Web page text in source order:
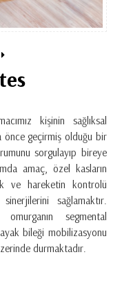
kişinin sağlıksal
önce geçirmiş olduğu bir
sorgulayıp bireye
amaç, özel kasların
ve hareketin kontrolü
sağlamaktır.
segmental
bileği mobilizasyonu
durmaktadır.